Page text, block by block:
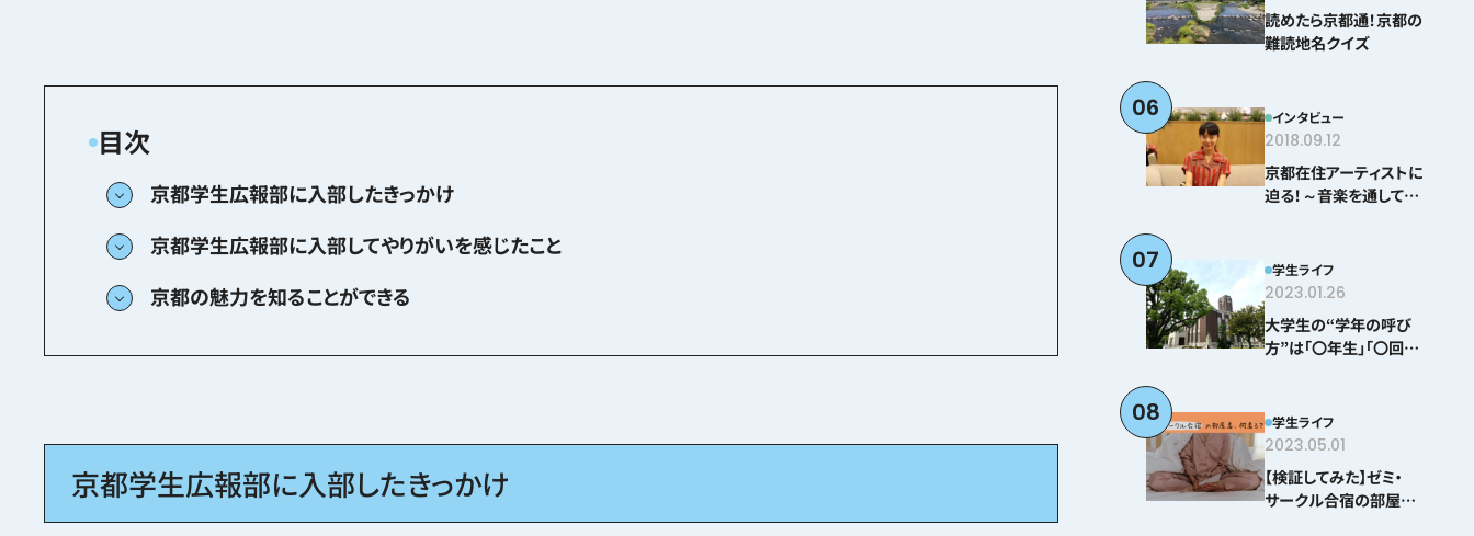
京都学生広報部に入部したきっかけ
京都学生広報部に入部してやりがいを感じたこと
京都の魅力を知ることができる
京都学生広報部に入部したきっかけ
読めたら京都通！京都の
難読地名クイズ
06 インタビュー
2018.09.12
京都在住アーティストに
迫る！～音楽を通して感
07 学生ライフ
2023.01.26
大学生の“学年の呼び
方”は「〇年生」「〇回生」
08 学生ライフ
2023.05.01
【検証してみた】ゼミ・
サークル合宿の部屋着、